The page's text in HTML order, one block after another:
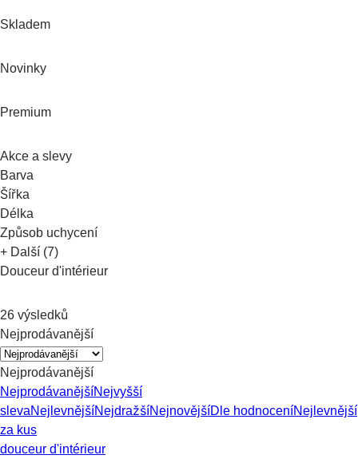
Skladem
Novinky
Premium
Akce a slevy
Barva
Šířka
Délka
Způsob uchycení
+ Další (7)
Douceur d'intérieur
26 výsledků
Nejprodávanější
Nejprodávanější
NejprodávanějšíNejvyšší
slevaNejlevnějšíNejdražšíNejnovějšíDle hodnoceníNejlevnější
za kus
douceur d'intérieur